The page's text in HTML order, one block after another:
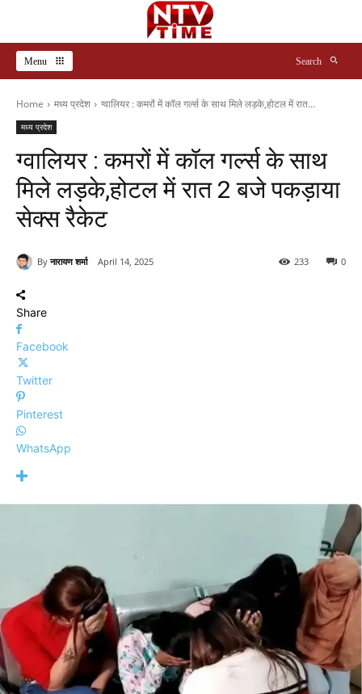
Menu Search
Home मध्य प्रदेश ग्वालियर : कमरों में कॉल गर्ल्स के साथ मिले लड़के,होटल में रात...
मध्य प्रदेश
ग्वालियर : कमरों में कॉल गर्ल्स के साथ
मिले लड़के,होटल में रात 2 बजे पकड़ाया
सेक्स रैकेट
By नारायण शर्मा April 14, 2025 0
233
Share
Facebook
Twitter
Pinterest
WhatsApp